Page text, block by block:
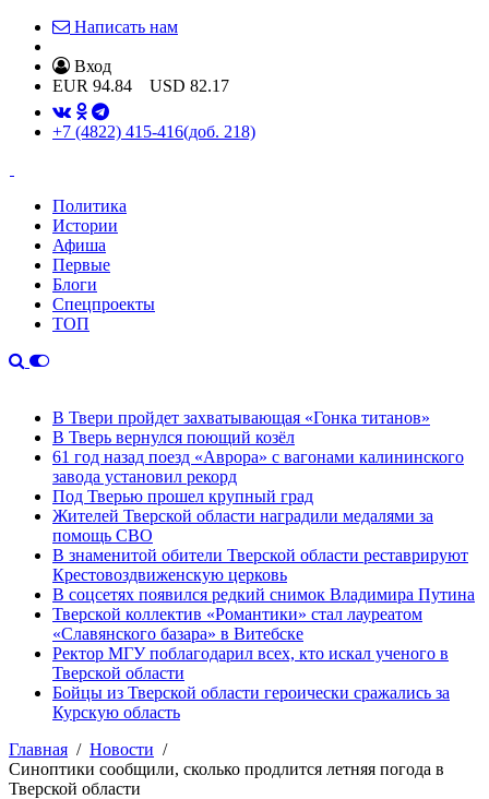
Написать нам
Вход
EUR 94.84 USD 82.17
+7 (4822) 415-416(доб. 218)
Политика
Истории
Афиша
Первые
Блоги
Спецпроекты
ТОП
В Твери пройдет захватывающая «Гонка титанов»
В Тверь вернулся поющий козёл
61 год назад поезд «Аврора» с вагонами калининского
завода установил рекорд
Под Тверью прошел крупный град
Жителей Тверской области наградили медалями за
помощь СВО
В знаменитой обители Тверской области реставрируют
Крестовоздвиженскую церковь
В соцсетях появился редкий снимок Владимира Путина
Тверской коллектив «Романтики» стал лауреатом
«Славянского базара» в Витебске
Ректор МГУ поблагодарил всех, кто искал ученого в
Тверской области
Бойцы из Тверской области героически сражались за
Курскую область
Главная
Новости
Синоптики сообщили, сколько продлится летняя погода в
Тверской области